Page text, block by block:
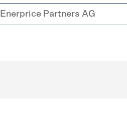
Enerprice Partners AG